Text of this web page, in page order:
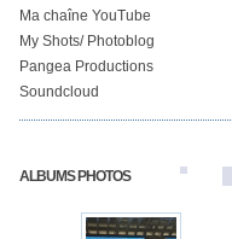
Ma chaîne YouTube
My Shots/ Photoblog
Pangea Productions
Soundcloud
ALBUMS PHOTOS